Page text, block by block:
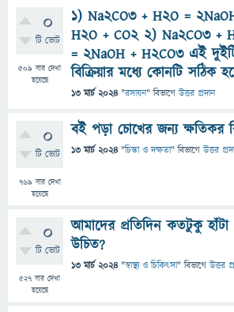
0
টি ভোট
509 বার দেখা
হয়েছে
1) Na2CO3 + H2O =
H2O + CO2 2) Na2CO3 +
= 2NaOH + H2CO3 এই
বিক্রিয়ার মধ্যে কোনটি সঠিক
13 মার্চ 2024 "রসায়ন" বিভাগে উত্তর প্রদান
0
টি ভোট
769 বার দেখা
হয়েছে
বই পড়া চোখের জন্য ক্ষতিকর
13 মার্চ 2024 "চিন্তা ও দক্ষতা" বিভাগে উত্তর
0
টি ভোট
527 বার দেখা
হয়েছে
আমাদের প্রতিদিন কতটুকু হাঁটা
উচিত?
13 মার্চ 2024 "স্বাস্থ্য ও চিকিৎসা" বিভাগে উত্তর